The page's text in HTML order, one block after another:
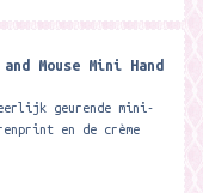
Mouse Mini Hand
geurende mini-
en de crème